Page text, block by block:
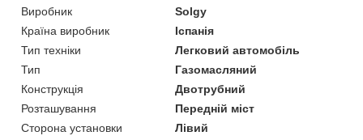
Виробник
Solgy
Країна виробник
Іспанія
Тип техніки
Легковий автомобіль
Тип
Газомасляний
Конструкція
Двотрубний
Розташування
Передній міст
Сторона установки
Лівий